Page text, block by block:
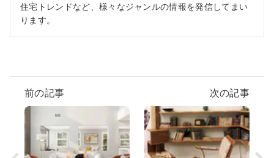
住宅トレンドなど、様々なジャンルの情報を発信してまい
ります。
前の記事 次の記事